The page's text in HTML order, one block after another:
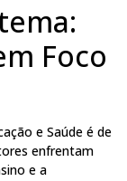
Foco
e Saúde é de
enfrentam
e a